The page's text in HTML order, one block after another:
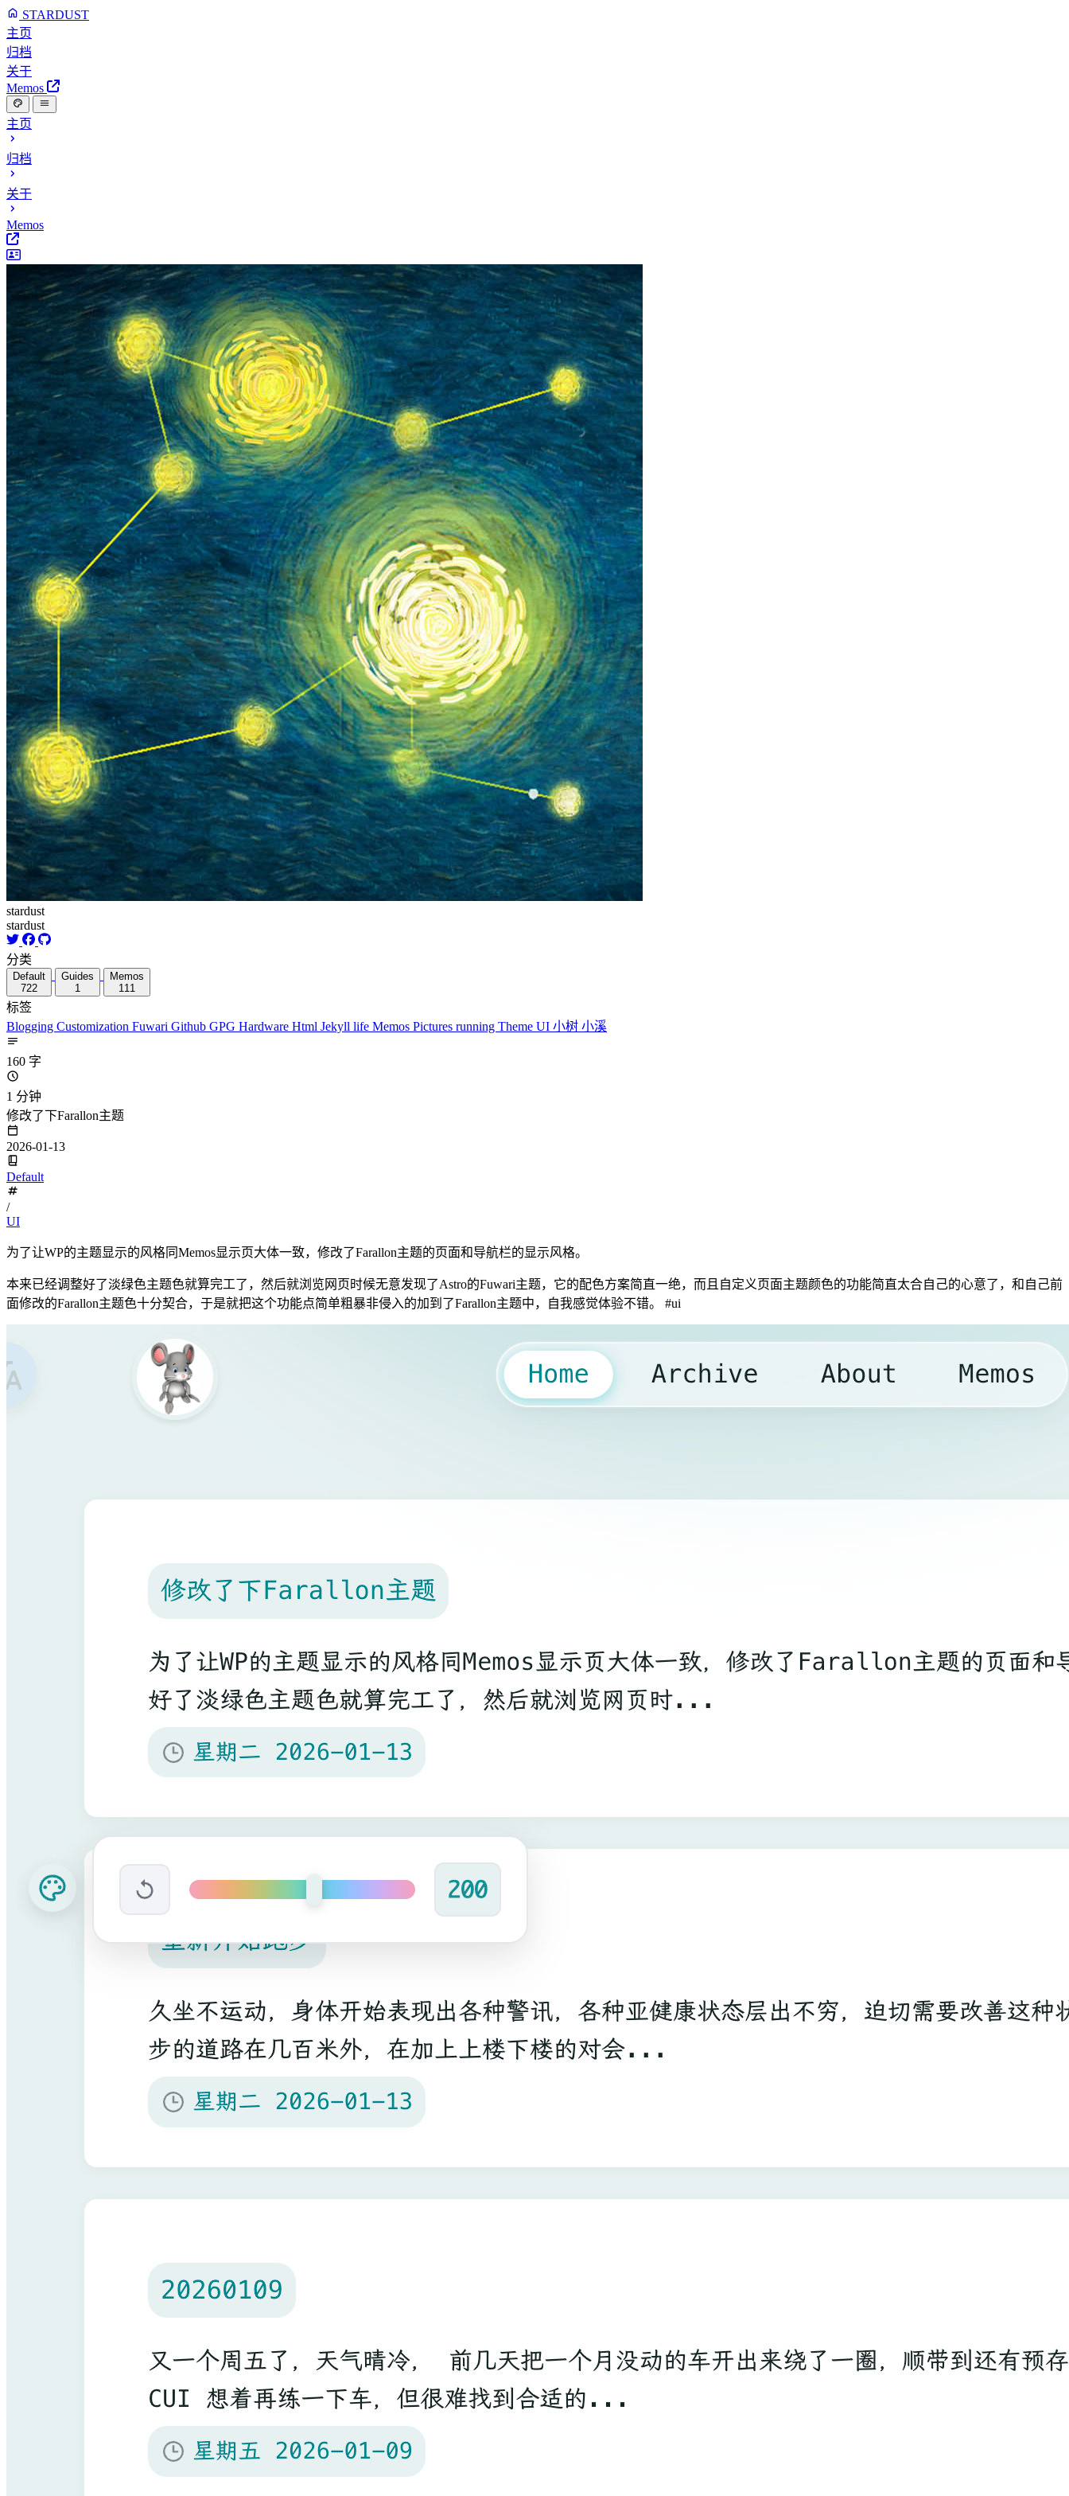
STARDUST
主页
归档
关于
Memos
主页
归档
关于
Memos
stardust
stardust
分类
Default
722
Guides
1
Memos
111
标签
Blogging Customization Fuwari Github GPG Hardware Html Jekyll life Memos Pictures running Theme UI 小树 小溪
160 字
1 分钟
修改了下Farallon主题
2026-01-13
Default
/
UI
为了让WP的主题显示的风格同Memos显示页大体一致，修改了Farallon主题的页面和导航栏的显示风格。
本来已经调整好了淡绿色主题色就算完工了，然后就浏览网页时候无意发现了Astro的Fuwari主题，它的配色方案简直一绝，而且自定义页面主题颜色的功能简直太合自己的心意了，和自己前
面修改的Farallon主题色十分契合，于是就把这个功能点简单粗暴非侵入的加到了Farallon主题中，自我感觉体验不错。 #ui